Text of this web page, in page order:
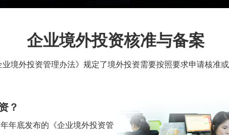
企业境外投资核准与备案
业境外投资管理办法》规定了境外投资需要按照要求申请核准
？
年底发布的《企业境外投资管